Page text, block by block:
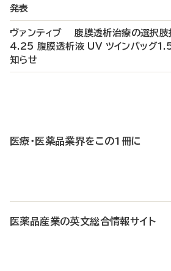
発表
ヴァンティブ 腹膜透析治療の選択肢
4.25 腹膜透析液 UV ツインバッグ
知らせ
医療・医薬品業界をこの1冊に
医薬品産業の英文総合情報サイト